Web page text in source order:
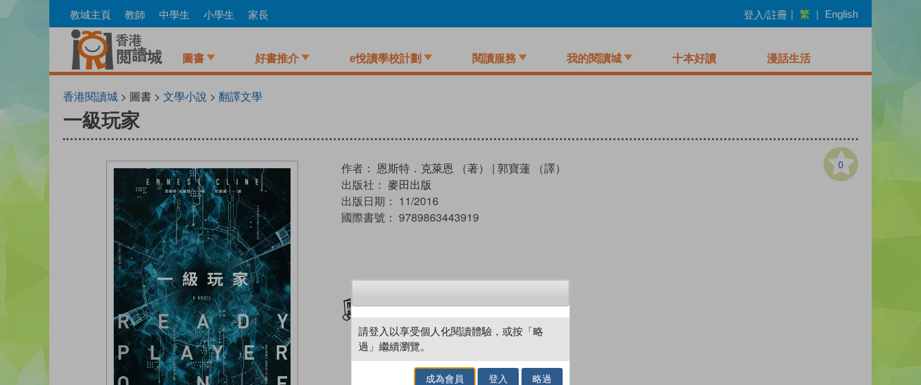
to
教城主頁 教師 中學生 小學生 家長 登入/註冊 | 繁 | English
圖書 好書推介 e悅讀學校計劃 閱讀服務 我的閱讀城 十本好讀 漫話生活
香港閱讀城 > 圖書 > 文學小說 > 翻譯文學
一級玩家
0
作者： 恩斯特．克萊恩 （著） | 郭寶蓮 （譯）
出版社： 麥田出版
出版日期： 11/2016
國際書號： 9789863443919
請登入以享受個人化閱讀體驗，或按「略
過」繼續瀏覽。
成為會員 登入 略過